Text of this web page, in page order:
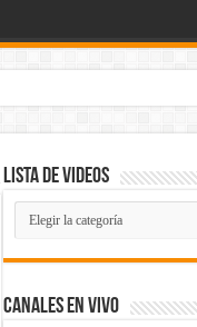
Lista de Videos
Lista
de
Videos
Canales En Vivo